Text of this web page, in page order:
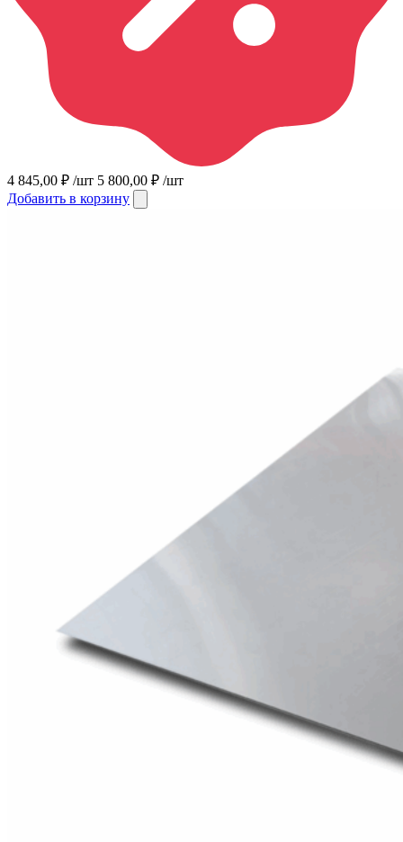
4 845,00 ₽ /шт 5 800,00 ₽ /шт
Добавить в корзину